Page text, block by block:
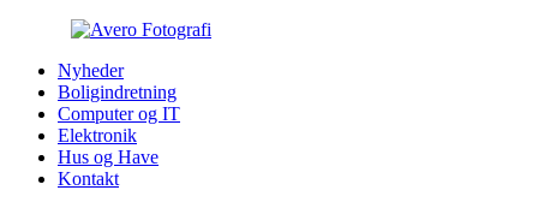
Nyheder
Boligindretning
Computer og IT
Elektronik
Hus og Have
Kontakt